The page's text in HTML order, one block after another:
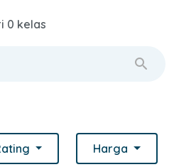
0 kelas
search
Harga